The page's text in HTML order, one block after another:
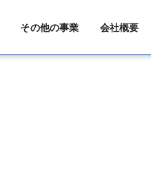
その他の事業 会社概要